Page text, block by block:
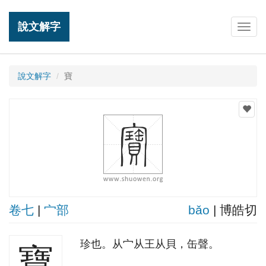
說文解字
說文解字 寶
卷七 | 宀部 bǎo | 博皓切
珍也。从宀从王从貝，缶聲。